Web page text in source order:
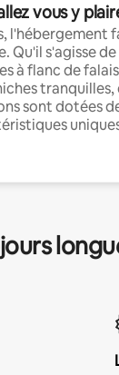
vous y
l'hébergement
Qu'il s'agisse de
à flanc de
tranquilles,
sont dotées